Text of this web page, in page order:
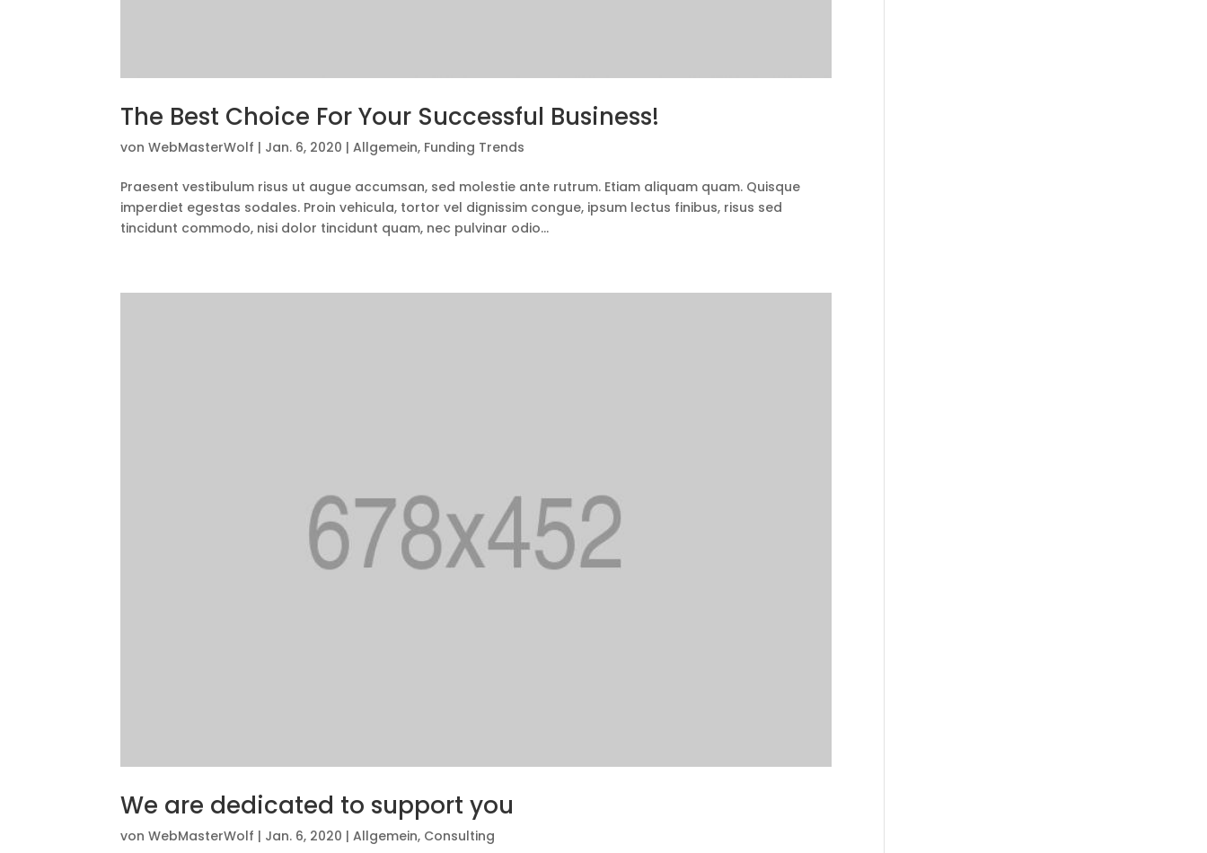
The Best Choice For Your Successful Business!
vonWebMasterWolf | Jan. 6, 2020 |Allgemein, Funding Trends
Praesent vestibulum risus ut augue accumsan, sed molestie ante rutrum. Etiam aliquam quam. Quisque
imperdiet egestas sodales. Proin vehicula, tortor vel dignissim congue, ipsum lectus finibus, risus sed
tincidunt commodo, nisi dolor tincidunt quam, nec pulvinar odio...
We are dedicated to support you
vonWebMasterWolf | Jan. 6, 2020 |Allgemein, Consulting